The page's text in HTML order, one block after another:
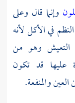
وإنما قال وعلى
في الأكل لأنه
التعيش وهو من
عليها قد تكون
والمنفعة.